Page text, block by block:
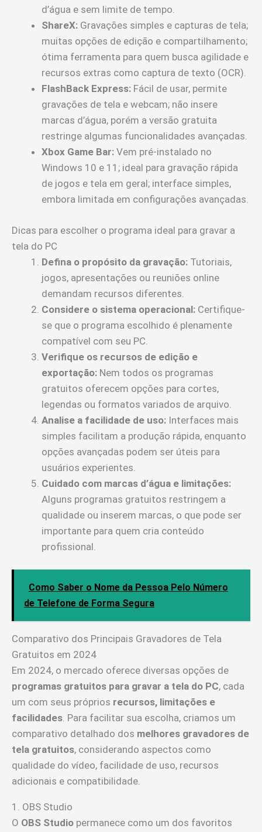
d’água e sem limite de tempo.
ShareX: Gravações simples e capturas de tela;
muitas opções de edição e compartilhamento;
ótima ferramenta para quem busca agilidade e
recursos extras como captura de texto (OCR).
FlashBack Express: Fácil de usar, permite
gravações de tela e webcam; não insere
marcas d’água, porém a versão gratuita
restringe algumas funcionalidades avançadas.
Xbox Game Bar: Vem pré-instalado no
Windows 10 e 11; ideal para gravação rápida
de jogos e tela em geral; interface simples,
embora limitada em configurações avançadas.
Dicas para escolher o programa ideal para gravar a
tela do PC
Defina o propósito da gravação: Tutoriais,
jogos, apresentações ou reuniões online
demandam recursos diferentes.
Considere o sistema operacional: Certifique-
se que o programa escolhido é plenamente
compatível com seu PC.
Verifique os recursos de edição e
exportação: Nem todos os programas
gratuitos oferecem opções para cortes,
legendas ou formatos variados de arquivo.
Analise a facilidade de uso: Interfaces mais
simples facilitam a produção rápida, enquanto
opções avançadas podem ser úteis para
usuários experientes.
Cuidado com marcas d’água e limitações:
Alguns programas gratuitos restringem a
qualidade ou inserem marcas, o que pode ser
importante para quem cria conteúdo
profissional.
Como Saber o Nome da Pessoa Pelo Número
de Telefone de Forma Segura
Comparativo dos Principais Gravadores de Tela
Gratuitos em 2024
Em 2024, o mercado oferece diversas opções de
programas gratuitos para gravar a tela do PC, cada
um com seus próprios recursos, limitações e
facilidades. Para facilitar sua escolha, criamos um
comparativo detalhado dos melhores gravadores de
tela gratuitos, considerando aspectos como
qualidade do vídeo, facilidade de uso, recursos
adicionais e compatibilidade.
1. OBS Studio
O OBS Studio permanece como um dos favoritos